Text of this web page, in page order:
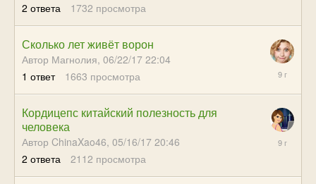
2 ответа 1732 просмотра
Сколько лет живёт ворон
Автор Магнолия, 06/22/17 22:04
1 ответ 1663 просмотра
07/01/17
Кордицепс китайский полезность для
человека
Автор ChinaXao46, 05/16/17 20:46
2 ответа 2112 просмотра
06/23/17